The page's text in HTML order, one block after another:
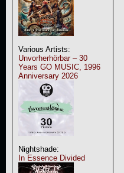
Various Artists:
Unvorherhörbar – 30
Years GO MUSIC, 1996
Anniversary 2026
Nightshade:
In Essence Divided